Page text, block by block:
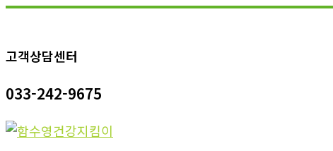
콘
츠
건
너
뛰
고객상담센터
033-242-9675